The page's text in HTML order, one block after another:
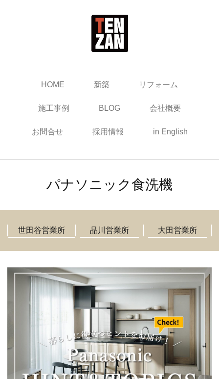
HOME 新築 リフォーム
施工事例 BLOG 会社概要
お問合せ 採用情報 in English
パナソニック食洗機
世田谷営業所 品川営業所 大田営業所